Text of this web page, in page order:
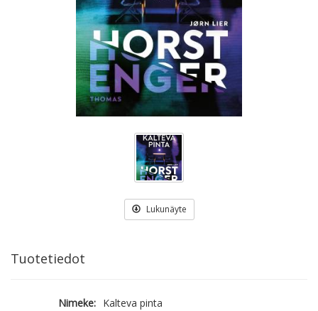
Lukunäyte
Tuotetiedot
Nimeke: Kalteva pinta